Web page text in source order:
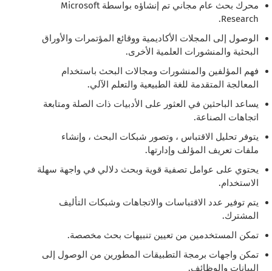
محرك بحث عام مجاني تم إنشاؤه بواسطة Microsoft
Research.
الوصول إلى المجلات الأكاديمية ووقائع المؤتمرات والأوراق
البحثية والمنشورات العلمية الأخرى.
فهم المؤلفين والمنشورات ومجالات البحث باستخدام
المعالجة المتقدمة للغة الطبيعية والتعلم الآلي.
يساعد الباحثين في العثور على الأدبيات ذات الصلة ومتابعة
اتجاهات الصناعة.
يتوفر تحليل الاقتباس ، وتصور شبكات البحث ، وإنشاء
ملفات تعريف المؤلف وإدارتها.
يحتوي على عوامل تصفية قوية وبحث دلالي في واجهة سهلة
الاستخدام.
يتم توفير عدد الاقتباسات والاتجاهات وشبكات التأليف
المشترك.
تمكن المستخدمين من تعيين تنبيهات بحث مخصصة.
تمكن واجهات برمجة التطبيقات المطورين من الوصول إلى
البيانات والوظائف.